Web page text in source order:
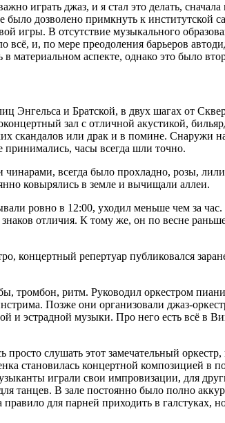
играть джаз, и я стал это делать,
дозволено примкнуть к институтской
игры. В отсутствие музыкального
всё, и, по мере преодоления барьеров
аспекте, однако это было
Энгельса и Братской, в двух шагах от
зал с отличной акустикой,
скандалов или драк и в помине. Снаружи
часы всегда шли точно.
всегда было прохладно, розы,
ковырялись в земле и вычищали аллеи.
ровно в 12:00, уходил меньше чем за
отличия. К тому же, он по весне
репертуар публиковался
тромбон, ритм. Руководил оркестром
Позже они организовали джаз-
и эстрадной музыки. Про него есть всё в
слушать этот замечательный оркестр,
становилась концертной композицией в
играли свои импровизации, для
танцев. В зале постоянно было полно
для парней приходить в галстуках,